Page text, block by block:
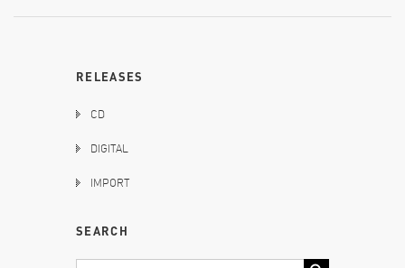
RELEASES
CD
DIGITAL
IMPORT
SEARCH